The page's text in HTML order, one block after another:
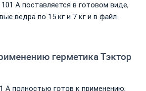
А поставляется в готовом виде,
ведра по 15 кг и 7 кг и в файл-
герметика Тэктор
А полностью готов к применению,